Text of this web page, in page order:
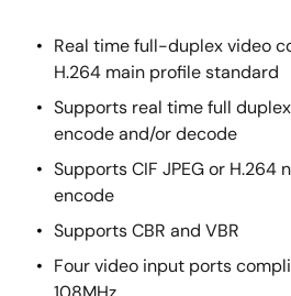
Real time full-duplex video
H.264 main profile standard
Supports real time full
encode and/or decode
Supports CIF JPEG or H.264
encode
Supports CBR and VBR
Four video input ports